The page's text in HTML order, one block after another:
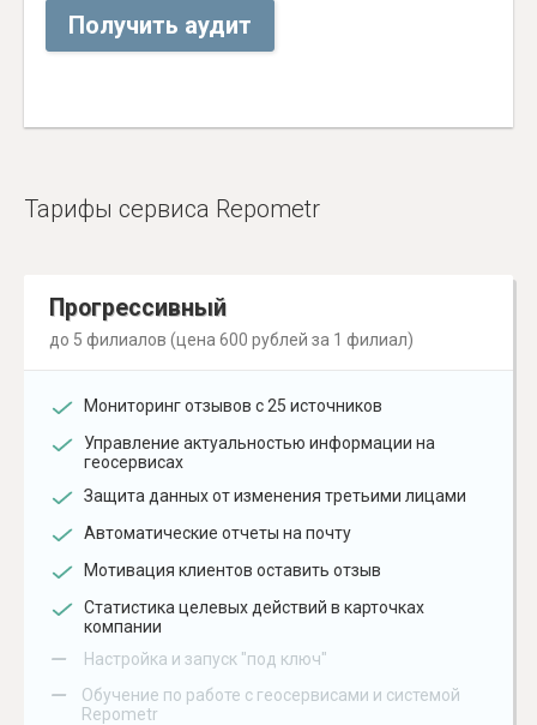
Получить аудит
Тарифы сервиса Repometr
Прогрессивный
до 5 филиалов (цена 600 рублей за 1 филиал)
Мониторинг отзывов с 25 источников
Управление актуальностью информации на
геосервисах
Защита данных от изменения третьими лицами
Автоматические отчеты на почту
Мотивация клиентов оставить отзыв
Статистика целевых действий в карточках
компании
– Настройка и запуск "под ключ"
–
Обучение по работе с геосервисами и системой
Repometr